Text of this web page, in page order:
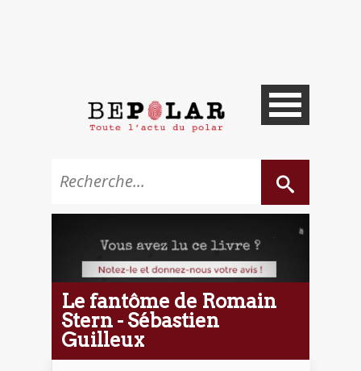
Le fantôme de Romain
Stern - Sébastien
Guilleux